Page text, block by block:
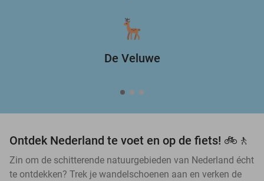
De Veluwe
Ontdek Nederland te voet en op de fiets! 🚲🚶
Zin om de schitterende natuurgebieden van Nederland écht
te ontdekken? Trek je wandelschoenen aan en verken de